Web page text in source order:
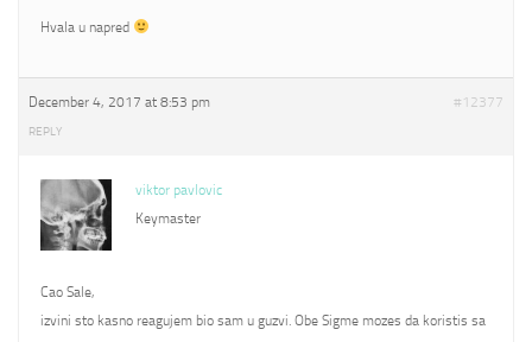
Hvala u napred
December 4, 2017 at 8:53 pm #12377
REPLY
viktor pavlovic
Keymaster
Cao Sale,
izvini sto kasno reagujem bio sam u guzvi. Obe Sigme mozes da koristis sa